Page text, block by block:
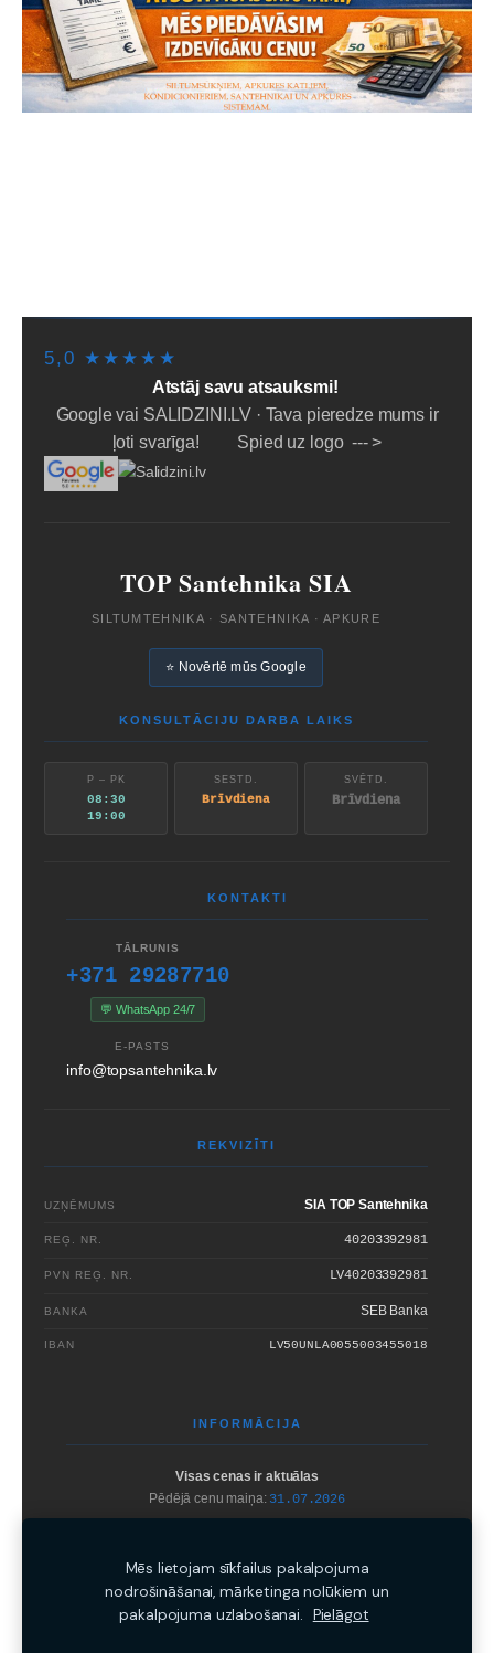
5,0 ★★★★★
Atstāj savu atsauksmi!
Google vai SALIDZINI.LV · Tava pieredze mums ir
ļoti svarīga! Spied uz logo --- >
TOP Santehnika SIA
SILTUMTEHNIKA · SANTEHNIKA · APKURE
⭐ Novērtē mūs Google
KONSULTĀCIJU DARBA LAIKS
P – PK
08:30
19:00
SESTD.
Brīvdiena
SVĒTD.
Brīvdiena
KONTAKTI
TĀLRUNIS
+371 29287710
💬 WhatsApp 24/7
E-PASTS
info@topsantehnika.lv
REKVIZĪTI
UZŅĒMUMS SIA TOP Santehnika
REĢ. NR. 40203392981
PVN REĢ. NR. LV40203392981
BANKA SEB Banka
IBAN LV50UNLA0055003455018
INFORMĀCIJA
Visas cenas ir aktuālas
Pēdējā cenu maiņa: 31.07.2026
Mēs lietojam sīkfailus pakalpojuma
nodrošināšanai, mārketinga nolūkiem un
pakalpojuma uzlabošanai. Pielāgot